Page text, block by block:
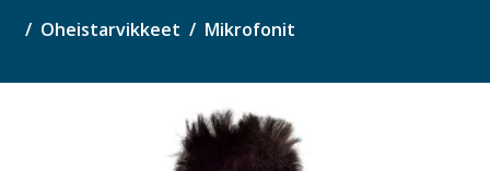
Oheistarvikkeet Mikrofonit